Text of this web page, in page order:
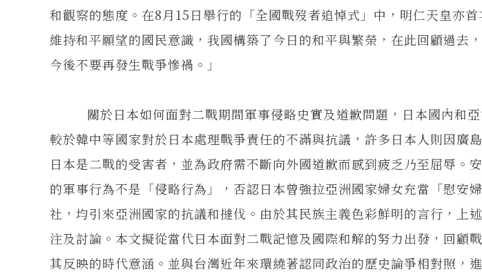
和觀察的態度。在8月15日舉行的「全國戰歿者追悼式」中，明仁天皇亦
維持和平願望的國民意識，我國構築了今日的和平與繁榮，在此回顧過去
今後不要再發生戰爭慘禍。」
關於日本如何面對二戰期間軍事侵略史實及道歉問題，日本國內和亞
較於韓中等國家對於日本處理戰爭責任的不滿與抗議，許多日本人則因廣
日本是二戰的受害者，並為政府需不斷向外國道歉而感到疲乏乃至屈辱。
的軍事行為不是「侵略行為」，否認日本曾強拉亞洲國家婦女充當「慰安
社，均引來亞洲國家的抗議和撻伐。由於其民族主義色彩鮮明的言行，上
注及討論。本文擬從當代日本面對二戰記憶及國際和解的努力出發，回顧
其反映的時代意涵。並與台灣近年來環繞著認同政治的歷史論爭相對照，